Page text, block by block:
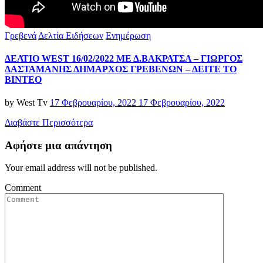
Categories
Γρεβενά Δελτία Ειδήσεων Ενημέρωση
ΔΕΛΤΙΟ WEST 16/02/2022 ΜΕ Δ.ΒΑΚΡΑΤΣΑ – ΓΙΩΡΓΟΣ
ΔΑΣΤΑΜΑΝΗΣ ΔΗΜΑΡΧΟΣ ΓΡΕΒΕΝΩΝ – ΔΕΙΤΕ ΤΟ
ΒΙΝΤΕΟ
by West Tv Posted
17 Φεβρουαρίου, 2022 17 Φεβρουαρίου, 2022
Διαβάστε Περισσότερα
Αφήστε μια απάντηση
Your email address will not be published.
Comment